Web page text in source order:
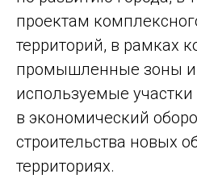
проектам
территорий, в рамках
промышленные зоны и
используемые
в экономический
строительства новых
территориях.